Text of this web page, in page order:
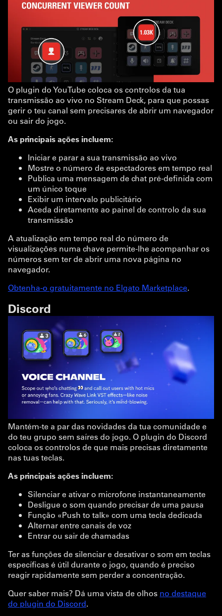
O plugin do YouTube coloca os controlos da tua
transmissão ao vivo no Stream Deck, para que possas
gerir o teu canal sem precisares de abrir um navegador
ou sair do jogo.
As principais ações incluem:
Iniciar e parar a sua transmissão ao vivo
Mostre o número de espectadores em tempo real
Publica uma mensagem de chat pré-definida com
um único toque
Exibir um intervalo publicitário
Aceda diretamente ao painel de controlo da sua
transmissão
A atualização em tempo real do número de
visualizações numa chave permite-lhe acompanhar os
números sem ter de abrir uma nova página no
navegador.
Obtenha-o gratuitamente no Elgato Marketplace.
Discord
Mantém-te a par das novidades da tua comunidade e
do teu grupo sem saíres do jogo. O plugin do Discord
coloca os controlos de que mais precisas diretamente
nas tuas teclas.
As principais ações incluem:
Silenciar e ativar o microfone instantaneamente
Desligue o som quando precisar de uma pausa
Função «Push to talk» com uma tecla dedicada
Alternar entre canais de voz
Entrar ou sair de chamadas
Ter as funções de silenciar e desativar o som em teclas
específicas é útil durante o jogo, quando é preciso
reagir rapidamente sem perder a concentração.
Quer saber mais? Dá uma vista de olhos no destaque
do plugin do Discord.